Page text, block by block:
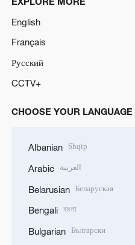
English
Français
Русский
CCTV+
CHOOSE YOUR LANGUAGE
Albanian Shqip
Arabic العربية
Belarusian Беларуская
Bengali বাংলা
Bulgarian Български